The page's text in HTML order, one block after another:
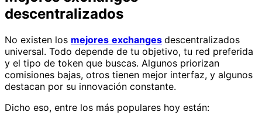
descentralizados
No existen los mejores exchanges descentralizados
universal. Todo depende de tu objetivo, tu red preferida
y el tipo de token que buscas. Algunos priorizan
comisiones bajas, otros tienen mejor interfaz, y algunos
destacan por su innovación constante.
Dicho eso, entre los más populares hoy están: